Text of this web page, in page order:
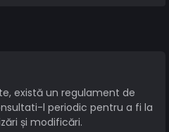
există un regulament de
l periodic pentru a fi la
și modificări.